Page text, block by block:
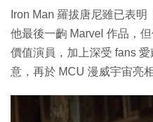
Iron Man 羅拔唐尼雖已表
他最後一齣 Marvel 作品，
價值演員，加上深受 fans
意，再於 MCU 漫威宇宙亮